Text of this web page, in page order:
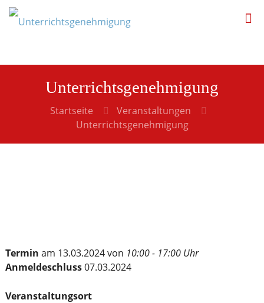
Unterrichtsgenehmigung
Startseite
Veranstaltungen
Unterrichtsgenehmigung
Termin am 13.03.2024 von 10:00 - 17:00 Uhr
Anmeldeschluss07.03.2024
Veranstaltungsort